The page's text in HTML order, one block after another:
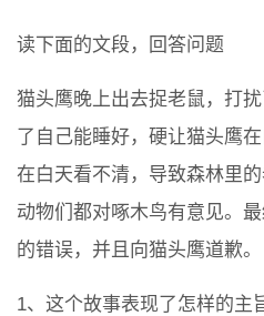
读下面的文段，回答问题
猫头鹰晚上出去捉老鼠，打
了自己能睡好，硬让猫头鹰
在白天看不清，导致森林里
动物们都对啄木鸟有意见。
的错误，并且向猫头鹰道歉。
1、这个故事表现了怎样的主